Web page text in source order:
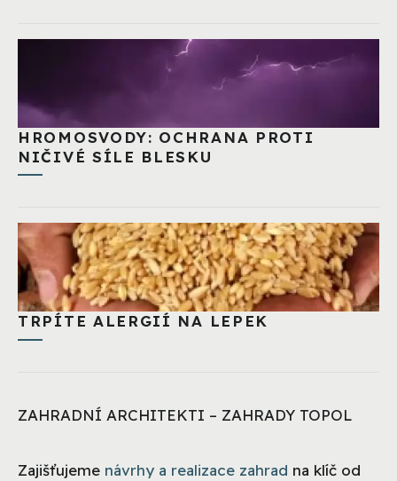
HROMOSVODY: OCHRANA PROTI
NIČIVÉ SÍLE BLESKU
TRPÍTE ALERGIÍ NA LEPEK
ZAHRADNÍ ARCHITEKTI – ZAHRADY TOPOL
Zajišťujeme návrhy a realizace zahrad na klíč od